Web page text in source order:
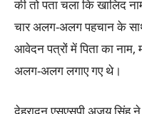
की तो पता चला कि खालिद
चार अलग-अलग पहचान के
आवेदन पत्रों में पिता का नाम,
अलग-अलग लगाए गए थे।